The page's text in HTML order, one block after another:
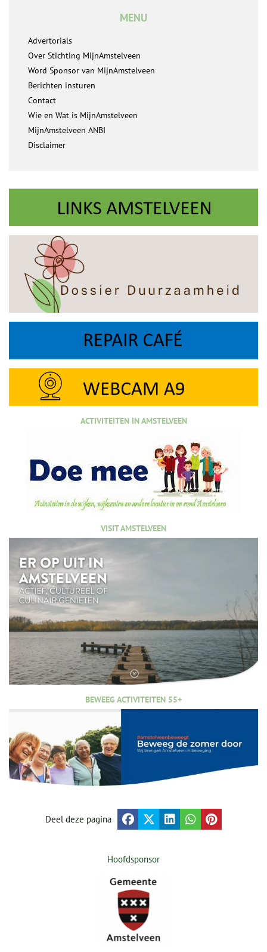
MENU
Advertorials
Over Stichting MijnAmstelveen
Word Sponsor van MijnAmstelveen
Berichten insturen
Contact
Wie en Wat is MijnAmstelveen
MijnAmstelveen ANBI
Disclaimer
ACTIVITEITEN IN AMSTELVEEN
VISIT AMSTELVEEN
BEWEEG ACTIVITEITEN 55+
Deel deze pagina
Hoofdsponsor